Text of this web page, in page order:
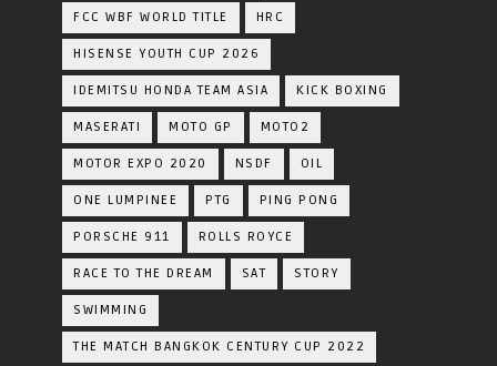
FCC WBF WORLD TITLE HRC
HISENSE YOUTH CUP 2026
IDEMITSU HONDA TEAM ASIA KICK BOXING
MASERATI MOTO GP MOTO2
MOTOR EXPO 2020 NSDF OIL
ONE LUMPINEE PTG PING PONG
PORSCHE 911 ROLLS ROYCE
RACE TO THE DREAM SAT STORY
SWIMMING
THE MATCH BANGKOK CENTURY CUP 2022